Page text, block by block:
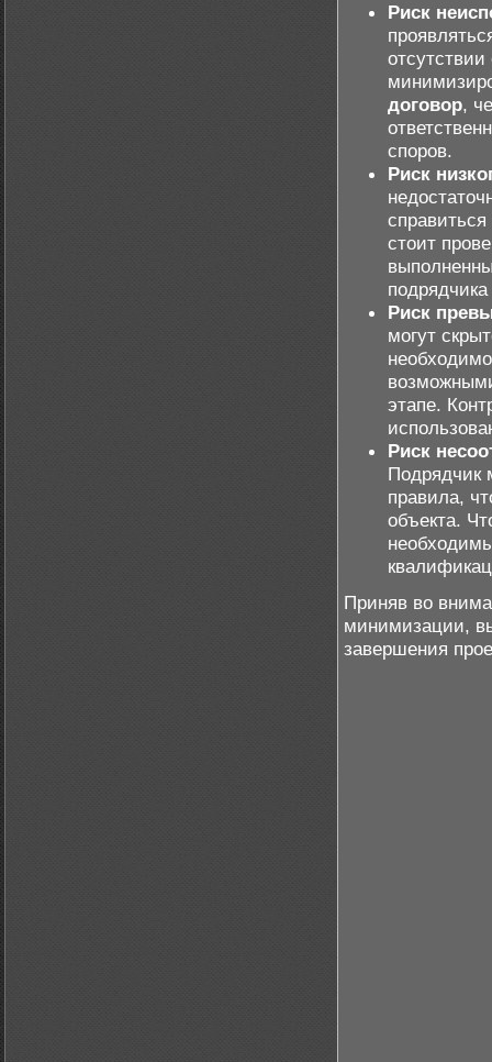
Риск
отсутствии
договор,
споров.
Риск
стоит
Риск
могут
этапе.
Риск
Подрядчик
правила,
объекта.
Приняв во
минимизации,
завершения